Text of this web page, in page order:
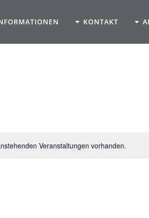
KONTAKT
Veranstaltungen vorhanden.